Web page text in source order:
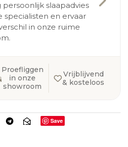
persoonlijk slaapadvies
specialisten en ervaar
in onze ruime
Proefliggen
in onze
showroom
Vrijblijvend
& kosteloos
Save